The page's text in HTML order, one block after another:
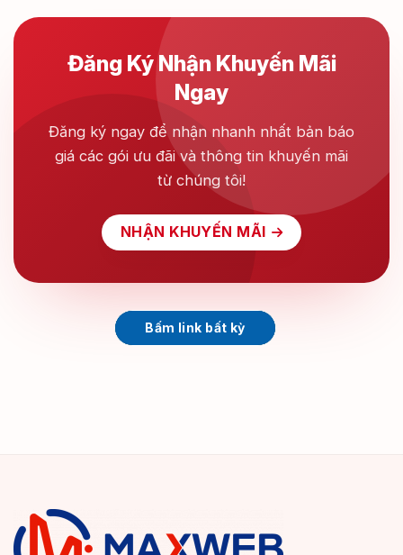
Đăng Ký Nhận Khuyến Mãi
Ngay
Đăng ký ngay để nhận nhanh nhất bản báo
giá các gói ưu đãi và thông tin khuyến mãi
từ chúng tôi!
NHẬN KHUYẾN MÃI
Bấm link bất kỳ